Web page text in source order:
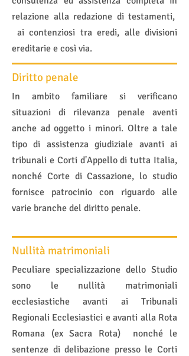
relazione alla redazione di testamenti,
ai contenziosi tra eredi, alle divisioni
ereditarie e così via.
Diritto penale
In ambito familiare si verificano
situazioni di rilevanza penale aventi
anche ad oggetto i minori. Oltre a tale
tipo di assistenza giudiziale avanti ai
tribunali e Corti d'Appello di tutta Italia,
nonché Corte di Cassazione, lo studio
fornisce patrocinio con riguardo alle
varie branche del diritto penale.
Nullità matrimoniali
Peculiare specializzazione dello Studio
sono le nullità matrimoniali
ecclesiastiche avanti ai Tribunali
Regionali Ecclesiastici e avanti alla Rota
Romana (ex Sacra Rota) nonché le
sentenze di delibazione presso le Corti